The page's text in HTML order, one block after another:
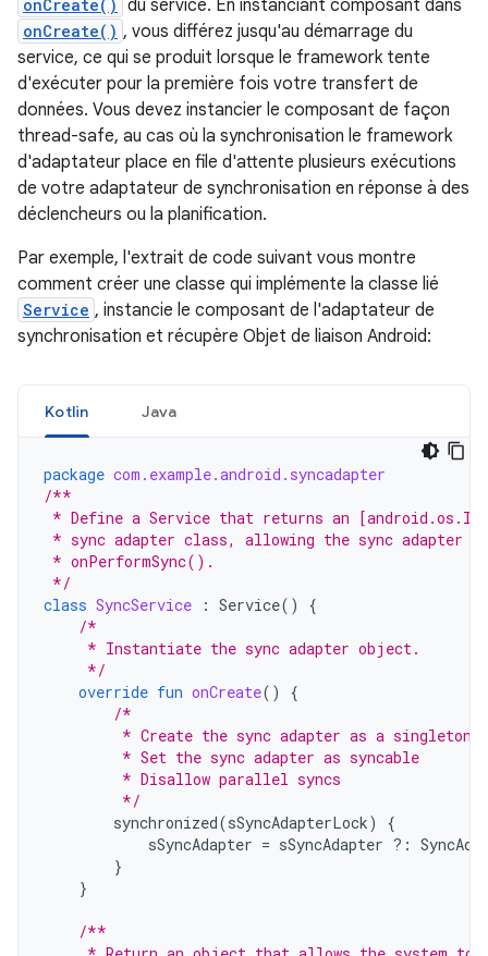
onCreate() du service. En instanciant composant dans
onCreate() , vous différez jusqu'au démarrage du
service, ce qui se produit lorsque le framework tente
d'exécuter pour la première fois votre transfert de
données. Vous devez instancier le composant de façon
thread-safe, au cas où la synchronisation le framework
d'adaptateur place en file d'attente plusieurs exécutions
de votre adaptateur de synchronisation en réponse à des
déclencheurs ou la planification.
Par exemple, l'extrait de code suivant vous montre
comment créer une classe qui implémente la classe lié
Service , instancie le composant de l'adaptateur de
synchronisation et récupère Objet de liaison Android:
Kotlin Java
package com.example.android.syncadapter
/**
* Define a Service that returns an
* sync adapter class, allowing the sync adapter
* onPerformSync().
*/
class SyncService : Service()
{
/*
     * Instantiate the sync adapter object.
     */
override fun onCreate()
{
/*
         * Create the sync adapter as a singleton.
         * Set the sync adapter as syncable
         * Disallow parallel syncs
         */
synchronized(sSyncAdapterLock)
{
sSyncAdapter = sSyncAdapter ?:
}
}
/**